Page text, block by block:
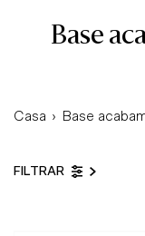
base acabamento natural e
Casa › Base
FILTRAR